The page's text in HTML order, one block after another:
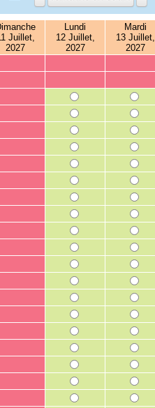
Juillet,
2027
Lundi
12 Juillet,
2027
Mardi
13 Juillet,
2027